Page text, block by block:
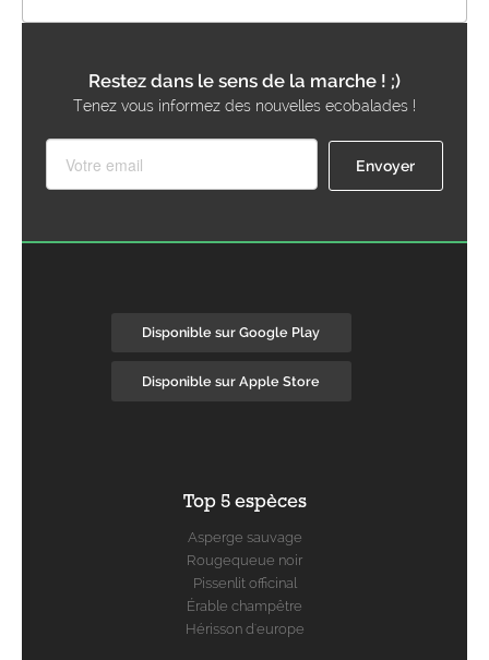
Restez dans le sens de la marche ! ;)
Tenez vous informez des nouvelles ecobalades !
Disponible sur Google Play
Disponible sur Apple Store
Top 5 espèces
Asperge sauvage
Rougequeue noir
Pissenlit officinal
Érable champêtre
Hérisson d'europe